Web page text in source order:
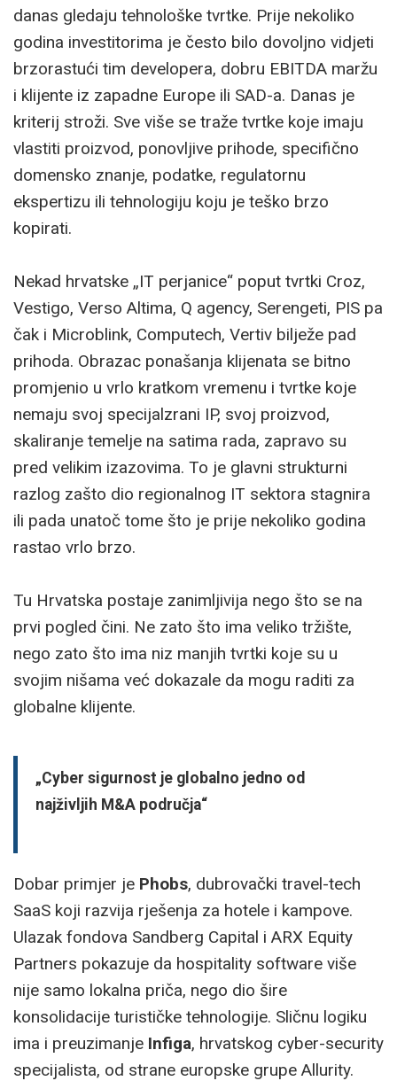
danas gledaju tehnološke tvrtke. Prije nekoliko
godina investitorima je često bilo dovoljno vidjeti
brzorastući tim developera, dobru EBITDA maržu
i klijente iz zapadne Europe ili SAD-a. Danas je
kriterij stroži. Sve više se traže tvrtke koje imaju
vlastiti proizvod, ponovljive prihode, specifično
domensko znanje, podatke, regulatornu
ekspertizu ili tehnologiju koju je teško brzo
kopirati.
Nekad hrvatske „IT perjanice“ poput tvrtki Croz,
Vestigo, Verso Altima, Q agency, Serengeti, PIS pa
čak i Microblink, Computech, Vertiv bilježe pad
prihoda. Obrazac ponašanja klijenata se bitno
promjenio u vrlo kratkom vremenu i tvrtke koje
nemaju svoj specijalzrani IP, svoj proizvod,
skaliranje temelje na satima rada, zapravo su
pred velikim izazovima. To je glavni strukturni
razlog zašto dio regionalnog IT sektora stagnira
ili pada unatoč tome što je prije nekoliko godina
rastao vrlo brzo.
Tu Hrvatska postaje zanimljivija nego što se na
prvi pogled čini. Ne zato što ima veliko tržište,
nego zato što ima niz manjih tvrtki koje su u
svojim nišama već dokazale da mogu raditi za
globalne klijente.
„Cyber sigurnost je globalno jedno od
najživljih M&A područja“
Dobar primjer je Phobs, dubrovački travel-tech
SaaS koji razvija rješenja za hotele i kampove.
Ulazak fondova Sandberg Capital i ARX Equity
Partners pokazuje da hospitality software više
nije samo lokalna priča, nego dio šire
konsolidacije turističke tehnologije. Sličnu logiku
ima i preuzimanje Infiga, hrvatskog cyber-security
specijalista, od strane europske grupe Allurity.